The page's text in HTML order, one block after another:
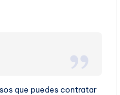
que puedes contratar